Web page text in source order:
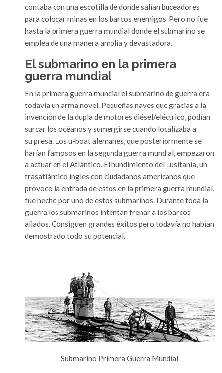
contaba con una escotilla de donde salían buceadores
para colocar minas en los barcos enemigos. Pero no fue
hasta la primera guerra mundial donde el submarino se
emplea de una manera amplia y devastadora.
El submarino en la primera
guerra mundial
En la primera guerra mundial el submarino de guerra era
todavía un arma novel. Pequeñas naves que gracias a la
invención de la dupla de motores diésel/eléctrico, podían
surcar los océanos y sumergirse cuando localizaba a
su presa. Los u-boat alemanes, que posteriormente se
harían famosos en la segunda guerra mundial, empezaron
a actuar en el Atlántico. El hundimiento del Lusitania, un
trasatlántico ingles con ciudadanos americanos que
provoco la entrada de estos en la primera guerra mundial,
fue hecho por uno de estos submarinos. Durante toda la
guerra los submarinos intentan frenar a los barcos
aliados. Consiguen grandes éxitos pero todavía no habían
demostrado todo su potencial.
Submarino Primera Guerra Mundial